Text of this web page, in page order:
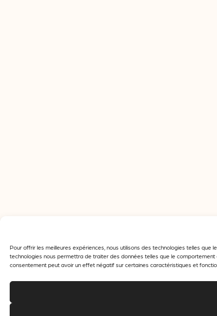
Pour offrir les meilleures expériences, nous utilisons des technologies telles
technologies nous permettra de traiter des données telles que le
consentement peut avoir un effet négatif sur certaines caractéristiques et